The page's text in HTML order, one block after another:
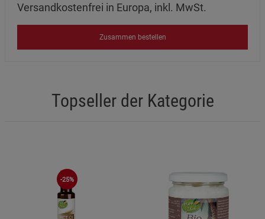
Versandkostenfrei in Europa, inkl. MwSt.
Zusammen bestellen
Topseller der Kategorie
-25%